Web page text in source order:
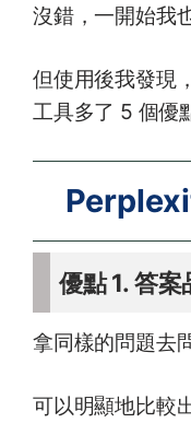
沒錯，一開始我
但使用後我發現
工具多了 5 個優
優點 1. 答案
拿同樣的問題去
可以明顯地比較